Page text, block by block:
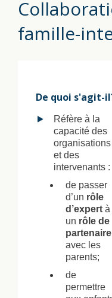
famille-
De quoi s'agit-
Réfère à la
capacité des
organisations
et des
intervenants :
de passer
d’un rôle
d’expert à
un rôle de
partenaire
avec les
parents;
de
permettre